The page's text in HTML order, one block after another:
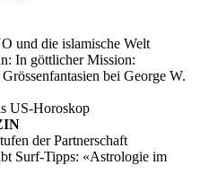
und die islamische Welt
In göttlicher Mission:
bei George W.
US-Horoskop
der Partnerschaft
Surf-Tipps: «Astrologie im